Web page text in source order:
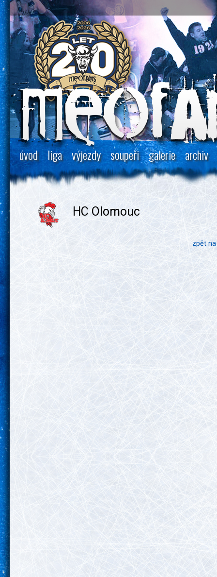
úvod liga výjezdy soupeři galerie archiv
HC Olomouc
zpět